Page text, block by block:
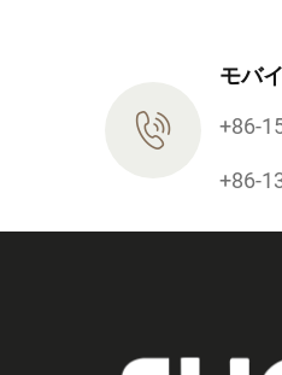
モバ
+86-
+86-